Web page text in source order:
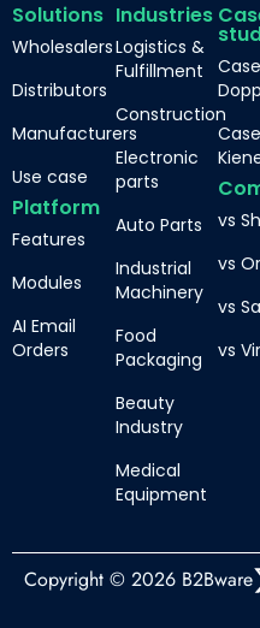
Solutions
Wholesalers
Distributors
Manufacturers
Use case
Platform
Features
Modules
AI Email
Orders
Industries
Logistics &
Fulfillment
Construction
Electronic
parts
Auto Parts
Industrial
Machinery
Food
Packaging
Beauty
Industry
Medical
Equipment
vs
vs
vs
vs
Copyright © 2026 B2Bware